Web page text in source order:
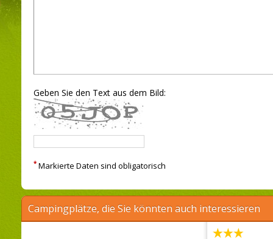
Geben Sie den Text aus dem Bild:
* Markierte Daten sind obligatorisch
Campingplätze, die Sie könnten auch interessieren